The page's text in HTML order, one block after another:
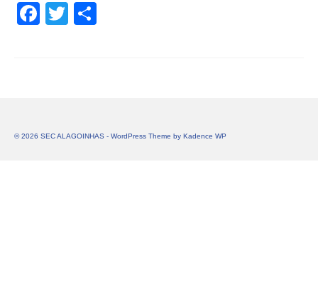
Facebook
Twitter
© 2026 SEC ALAGOINHAS - WordPress Theme by Kadence WP